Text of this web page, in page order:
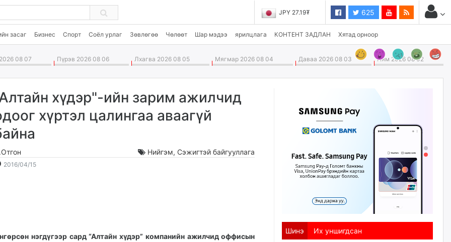
JPY 27.19₮ 625
засаг Бизнес Спорт Соёл урлаг Зөвлөгөө Чөлөөт Шар мэдээ ярилцлага КОНТЕНТ ЗАДЛАН Хятад орноор
08 07 Пүрэв 2026 08 06 Лхагва 2026 08 05 Мягмар 2026 08 04 Даваа 2026 08 03 Ням 2026 08 02
хүдэр"-ийн зарим ажилчид
хүртэл цалингаа аваагүй
Нийгэм, Сэжигтэй байгууллага
2016/04/152016-
2026-
нэгдүгээр сард “Алтайн хүдэр” компанийн ажилчид оффисын
Шинэ Их уншигдсан